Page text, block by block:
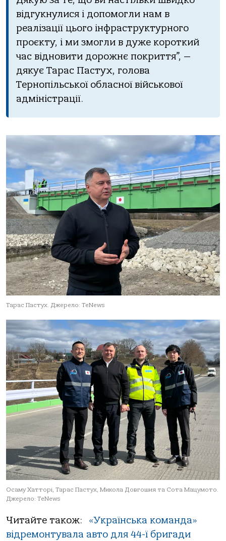
відгукнулися і допомогли нам в
реалізації цього інфраструктурного
проєкту, і ми змогли в дуже короткий
час відновити дорожнє покриття”, —
дякує Тарас Пастух, голова
Тернопільської обласної військової
адміністрації.
Тарас Пастух. Джерело: TeNews
Осаму Хатторі, Тарас Пастух, Микола Довгошия та Сота Мацумото.
Джерело: TeNews
Читайте також: «Українська команда»
відремонтувала авто для 44-ї бригади